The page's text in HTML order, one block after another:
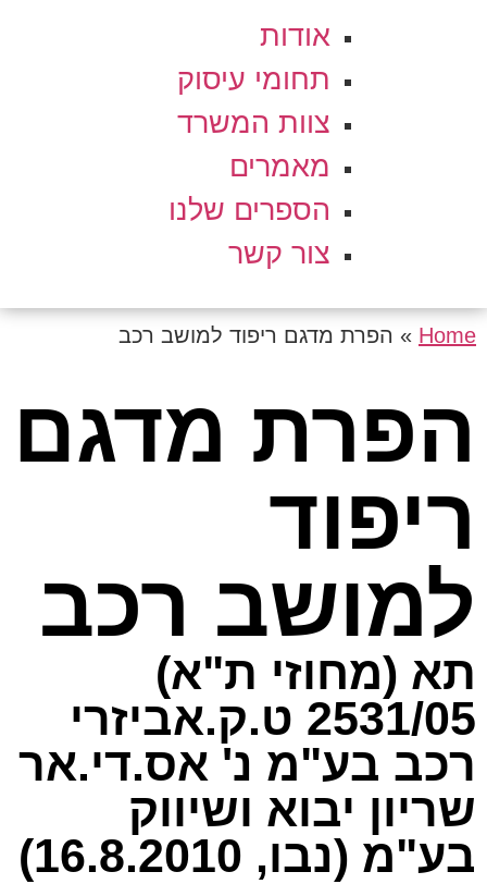
אודות
תחומי עיסוק
צוות המשרד
מאמרים
הספרים שלנו
צור קשר
Home
» הפרת מדגם ריפוד למושב רכב
הפרת מדגם
ריפוד
למושב רכב
תא (מחוזי ת"א)
2531/05 ט.ק.אביזרי
רכב בע"מ נ' אס.די.אר
שריון יבוא ושיווק
בע"מ (נבו, 16.8.2010)